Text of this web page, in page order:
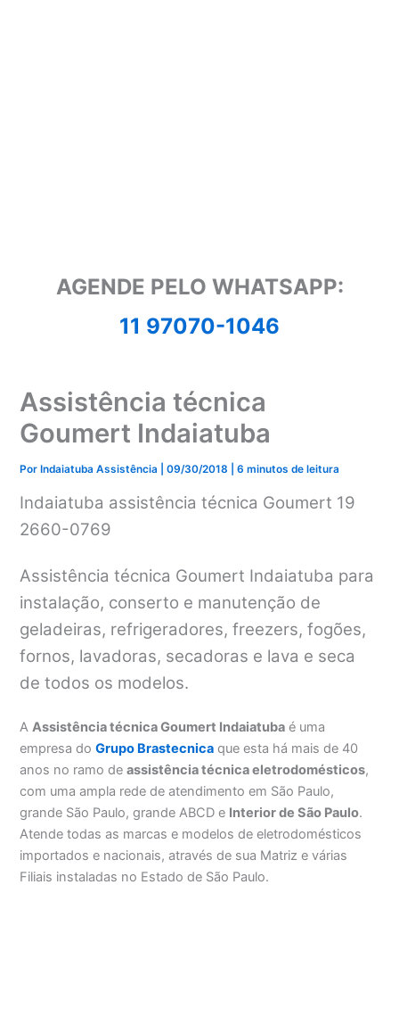
AGENDE PELO WHATSAPP:
11 97070-1046
Assistência técnica
Goumert Indaiatuba
Por Indaiatuba Assistência |09/30/2018 |6 minutos de leitura
Indaiatuba assistência técnica Goumert 19
2660-0769
Assistência técnica Goumert Indaiatuba para
instalação, conserto e manutenção de
geladeiras, refrigeradores, freezers, fogões,
fornos, lavadoras, secadoras e lava e seca
de todos os modelos.
AAssistência técnica Goumert Indaiatuba é uma
empresa doGrupo Brastecnica que esta há mais de 40
anos no ramo deassistência técnica eletrodomésticos,
com uma ampla rede de atendimento em São Paulo,
grande São Paulo, grande ABCD e Interior de São Paulo.
Atende todas as marcas e modelos de eletrodomésticos
importados e nacionais, através de sua Matriz e várias
Filiais instaladas no Estado de São Paulo.